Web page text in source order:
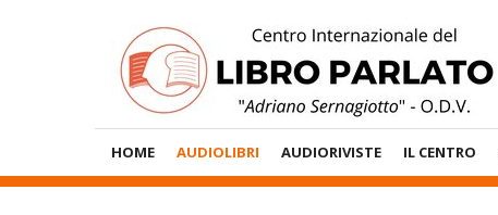
Menù
Principale
HOME AUDIOLIBRI AUDIORIVISTE IL CENTRO